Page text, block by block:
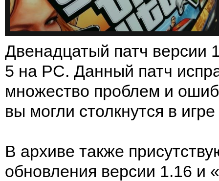
Двенадцатый патч версии
5 на PC. Данный патч
множество проблем и
вы могли столкнутся в
В архиве также
обновления версии 1.16 и